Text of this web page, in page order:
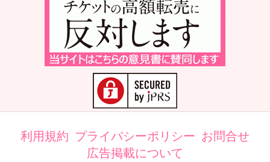
利用規約 プライバシーポリシー お問合せ
広告掲載について